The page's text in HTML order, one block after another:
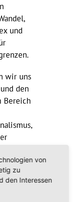
und
wir uns
den
Bereich
von
zu
den Interessen